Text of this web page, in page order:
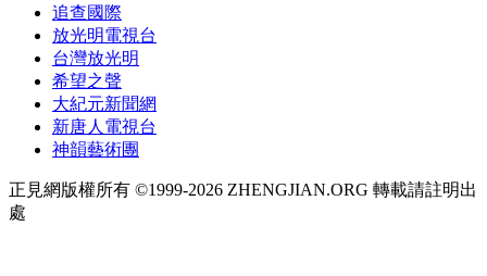
追查國際
放光明電視台
台灣放光明
希望之聲
大紀元新聞網
新唐人電視台
神韻藝術團
正見網版權所有 ©1999-2026 ZHENGJIAN.ORG 轉載請註明出
處